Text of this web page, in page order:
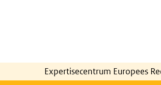
Expertisecentrum Europees